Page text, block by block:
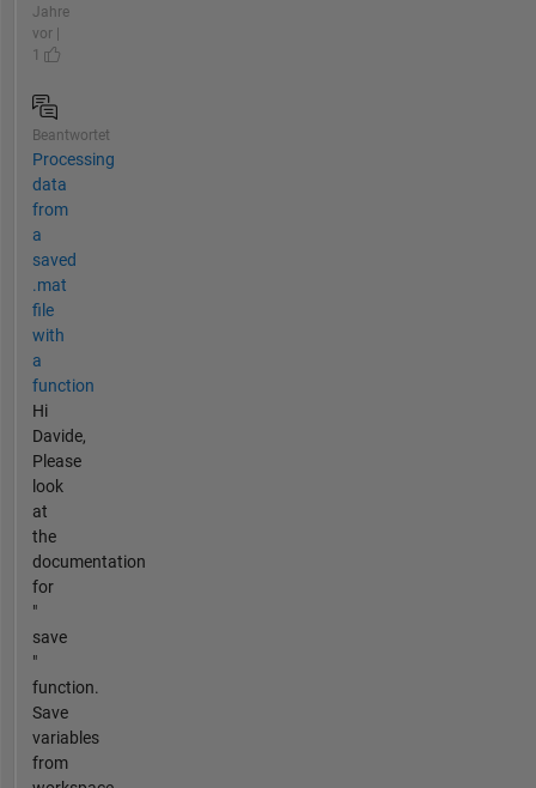
Jahre
vor |
1
Beantwortet
Processing
data
from
a
saved
.mat
file
with
a
function
Hi
Davide,
Please
look
at
the
documentation
for
"
save
"
function.
Save
variables
from